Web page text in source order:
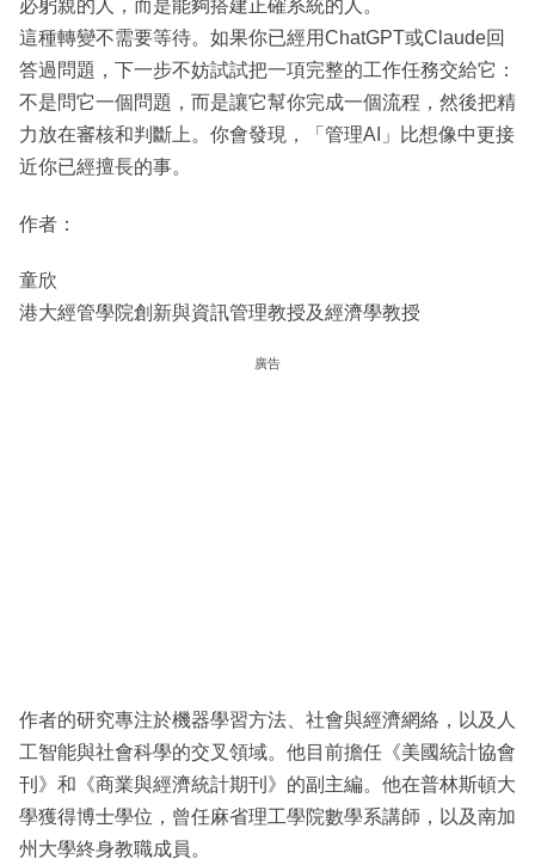
必躬親的人，而是能夠搭建正確系統的人。
這種轉變不需要等待。如果你已經用ChatGPT或Claude回
答過問題，下一步不妨試試把一項完整的工作任務交給它：
不是問它一個問題，而是讓它幫你完成一個流程，然後把精
力放在審核和判斷上。你會發現，「管理AI」比想像中更接
近你已經擅長的事。
作者：
童欣
港大經管學院創新與資訊管理教授及經濟學教授
廣告
作者的研究專注於機器學習方法、社會與經濟網絡，以及人
工智能與社會科學的交叉領域。他目前擔任《美國統計協會
刊》和《商業與經濟統計期刊》的副主編。他在普林斯頓大
學獲得博士學位，曾任麻省理工學院數學系講師，以及南加
州大學終身教職成員。